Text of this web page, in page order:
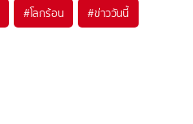
#โลกร้อน #ข่าววันนี้